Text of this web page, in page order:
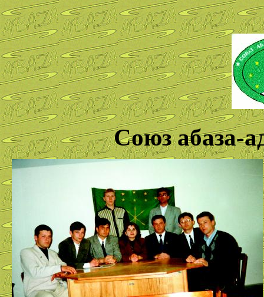
Союз абаза-